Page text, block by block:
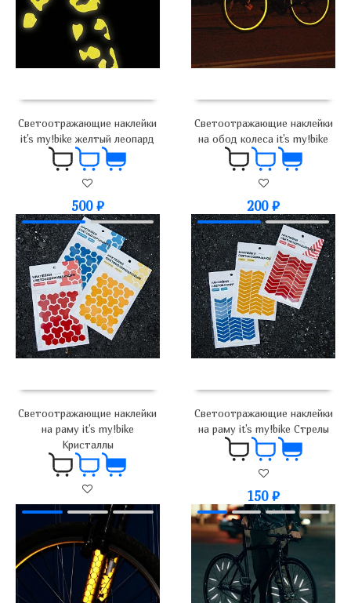
Светоотражающие наклейки
it's my!bike желтый леопард
500 ₽
Светоотражающие наклейки
на обод колеса it's my!bike
200₽
Светоотражающие наклейки
на раму it's my!bike
Кристаллы
150₽
Светоотражающие наклейки
на раму it's my!bike Стрелы
150₽